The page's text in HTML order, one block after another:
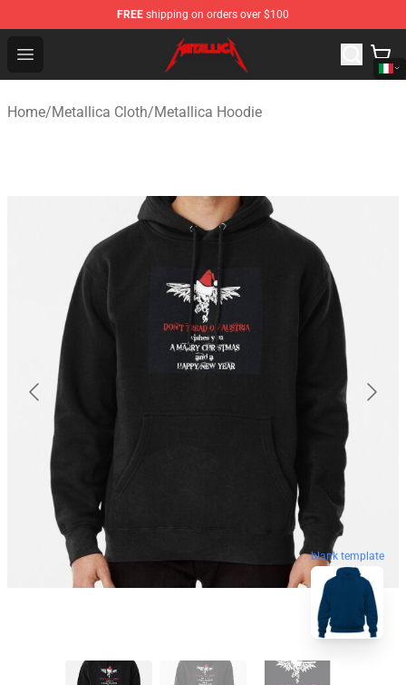
FREE shipping on orders over $100
Open menu
Metallica Store - Official Metallica Merchandise Shop
Home/Metallica Cloth/Metallica Hoodie
blank template